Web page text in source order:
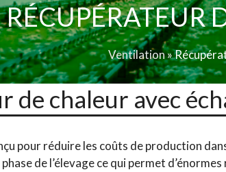
RÉCUPÉRATEUR
Ventilation»
de chaleur avec
pour réduire les coûts de production
de l’élevage ce qui permet